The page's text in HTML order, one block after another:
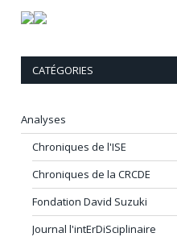
CATÉGORIES
Analyses
Chroniques de l'ISE
Chroniques de la CRCDE
Fondation David Suzuki
Journal l'intErDiSciplinaire